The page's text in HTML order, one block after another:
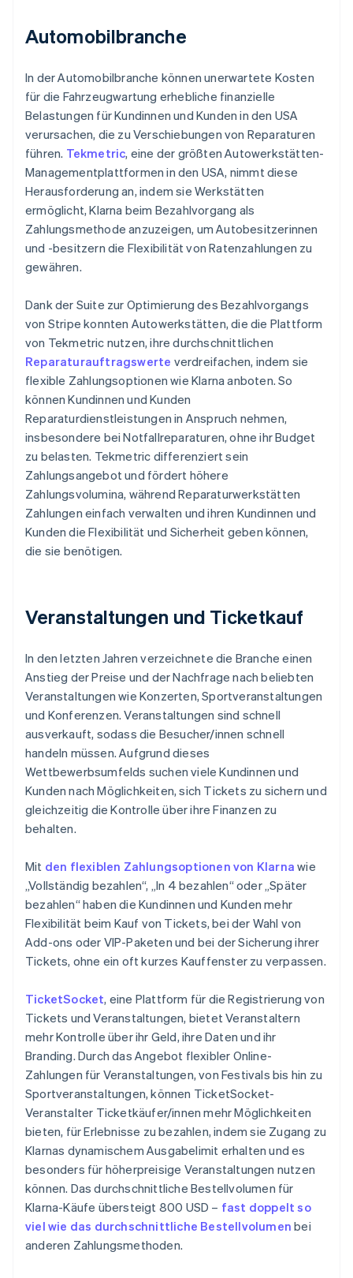
Automobilbranche
In der Automobilbranche können unerwartete Kosten
für die Fahrzeugwartung erhebliche finanzielle
Belastungen für Kundinnen und Kunden in den USA
verursachen, die zu Verschiebungen von Reparaturen
führen. Tekmetric, eine der größten Autowerkstätten-
Managementplattformen in den USA, nimmt diese
Herausforderung an, indem sie Werkstätten
ermöglicht, Klarna beim Bezahlvorgang als
Zahlungsmethode anzuzeigen, um Autobesitzerinnen
und -besitzern die Flexibilität von Ratenzahlungen zu
gewähren.
Dank der Suite zur Optimierung des Bezahlvorgangs
von Stripe konnten Autowerkstätten, die die Plattform
von Tekmetric nutzen, ihre durchschnittlichen
Reparaturauftragswerte verdreifachen, indem sie
flexible Zahlungsoptionen wie Klarna anboten. So
können Kundinnen und Kunden
Reparaturdienstleistungen in Anspruch nehmen,
insbesondere bei Notfallreparaturen, ohne ihr Budget
zu belasten. Tekmetric differenziert sein
Zahlungsangebot und fördert höhere
Zahlungsvolumina, während Reparaturwerkstätten
Zahlungen einfach verwalten und ihren Kundinnen und
Kunden die Flexibilität und Sicherheit geben können,
die sie benötigen.
Veranstaltungen und Ticketkauf
In den letzten Jahren verzeichnete die Branche einen
Anstieg der Preise und der Nachfrage nach beliebten
Veranstaltungen wie Konzerten, Sportveranstaltungen
und Konferenzen. Veranstaltungen sind schnell
ausverkauft, sodass die Besucher/innen schnell
handeln müssen. Aufgrund dieses
Wettbewerbsumfelds suchen viele Kundinnen und
Kunden nach Möglichkeiten, sich Tickets zu sichern und
gleichzeitig die Kontrolle über ihre Finanzen zu
behalten.
Mit den flexiblen Zahlungsoptionen von Klarna wie
„Vollständig bezahlen“, „In 4 bezahlen“ oder „Später
bezahlen“ haben die Kundinnen und Kunden mehr
Flexibilität beim Kauf von Tickets, bei der Wahl von
Add-ons oder VIP-Paketen und bei der Sicherung ihrer
Tickets, ohne ein oft kurzes Kauffenster zu verpassen.
TicketSocket, eine Plattform für die Registrierung von
Tickets und Veranstaltungen, bietet Veranstaltern
mehr Kontrolle über ihr Geld, ihre Daten und ihr
Branding. Durch das Angebot flexibler Online-
Zahlungen für Veranstaltungen, von Festivals bis hin zu
Sportveranstaltungen, können TicketSocket-
Veranstalter Ticketkäufer/innen mehr Möglichkeiten
bieten, für Erlebnisse zu bezahlen, indem sie Zugang zu
Klarnas dynamischem Ausgabelimit erhalten und es
besonders für höherpreisige Veranstaltungen nutzen
können. Das durchschnittliche Bestellvolumen für
Klarna-Käufe übersteigt 800 USD – fast doppelt so
viel wie das durchschnittliche Bestellvolumen bei
anderen Zahlungsmethoden.